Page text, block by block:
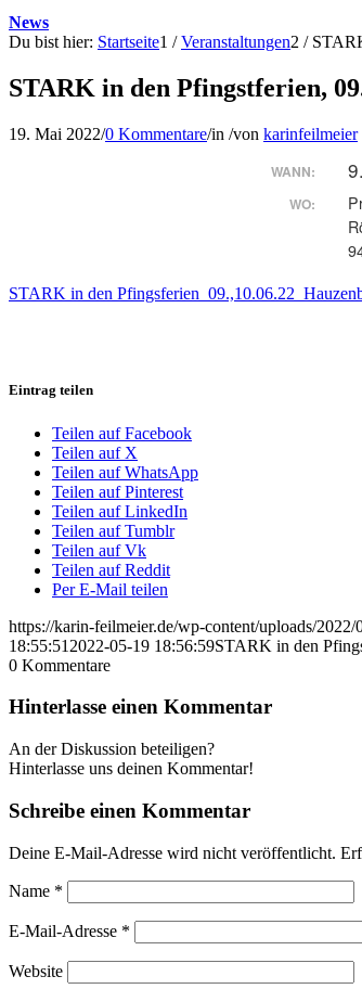
News
Du bist hier: Startseite1 / Veranstaltungen2 /
STARK in den Pfingstferien,
19. Mai 2022/0 Kommentare/in /von karinfeilmeier
WANN:
WO:
STARK in den
Eintrag teilen
Teilen auf Facebook
Teilen auf X
Teilen auf WhatsApp
Teilen auf Pinterest
Teilen auf LinkedIn
Teilen auf Tumblr
Teilen auf Vk
Teilen auf Reddit
Per E-Mail teilen
https://karin-feilmeier.de/wp-content/uploads/
18:55:51 2022-05-19 18:56:59STARK in den
0 Kommentare
Hinterlasse einen Kommentar
An der Diskussion beteiligen?
Hinterlasse uns deinen Kommentar!
Schreibe einen Kommentar
Deine E-Mail-Adresse wird nicht veröffentlicht.
Name *
E-Mail-Adresse *
Website